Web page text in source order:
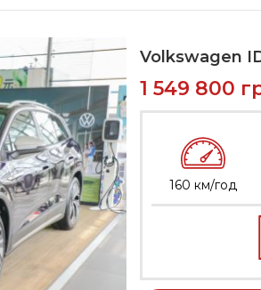
Volkswagen
1 549 800
160 км/год